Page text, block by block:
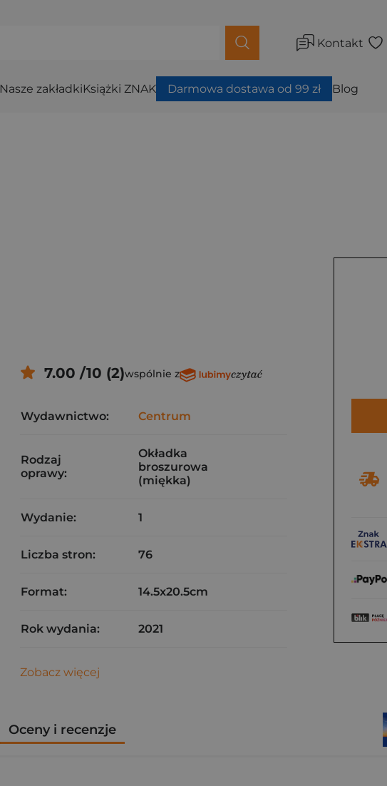
Kontakt
Nasze zakładkiKsiążki ZNAK Darmowa dostawa od 99 zł Blog
7.00 /10 (2)wspólnie z
Wydawnictwo: Centrum
Rodzaj
oprawy:
Okładka
broszurowa
(miękka)
Wydanie: 1
Liczba stron: 76
Format: 14.5x20.5cm
Rok wydania: 2021
Zobacz więcej
Oceny i recenzje